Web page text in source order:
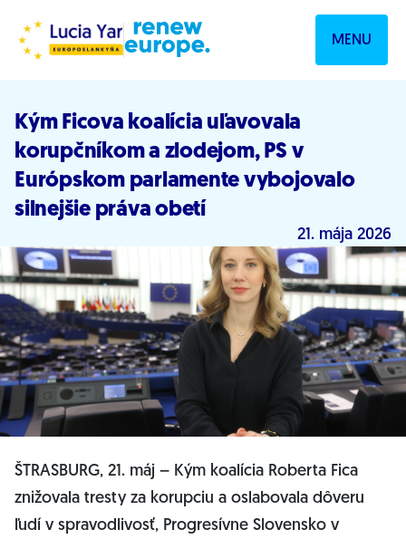
MENU
Kým Ficova koalícia uľavovala
korupčníkom a zlodejom, PS v
Európskom parlamente vybojovalo
silnejšie práva obetí
21. mája 2026
ŠTRASBURG, 21. máj – Kým koalícia Roberta Fica
znižovala tresty za korupciu a oslabovala dôveru
ľudí v spravodlivosť, Progresívne Slovensko v